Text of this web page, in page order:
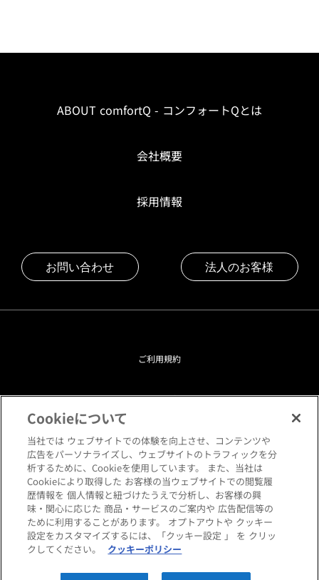
ABOUT comfortQ - コンフォートQとは
会社概要
採用情報
お問い合わせ 法人のお客様
Copyright © HANKYU HOME STYLING Co.,LTD All rights reserved.
ご利用規約
プライバシーポリシー
クッキーポリシー
閲覧環境について
サイトマップ
Cookieについて
当社では ウェブサイトでの体験を向上させ、コンテンツや
広告をパーソナライズし、ウェブサイトのトラフィックを分
析するために、Cookieを使用しています。 また、当社は
Cookieにより取得した お客様の当ウェブサイトでの閲覧履
歴情報を 個人情報と紐づけたうえで分析し、お客様の興
味・関心に応じた 商品・サービスのご案内や 広告配信等の
ために利用することがあります。 オプトアウトや クッキー
設定をカスタマイズするには、「クッキー設定 」 を クリッ
クしてください。
クッキーポリシー